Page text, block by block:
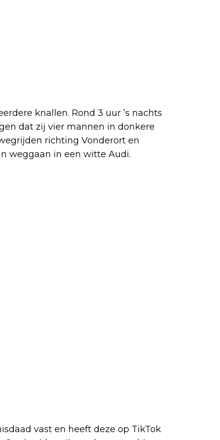
knallen. Rond 3 uur ’s nachts
dat zij vier mannen in donkere
richting Vonderort en
weggaan in een witte Audi.
vast en heeft deze op TikTok